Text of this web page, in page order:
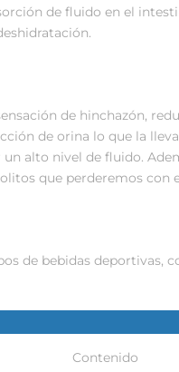
de fluido en el
de hinchazón,
de orina lo que la
alto nivel de fluido.
que perderemos con
de bebidas deportivas,
Contenido